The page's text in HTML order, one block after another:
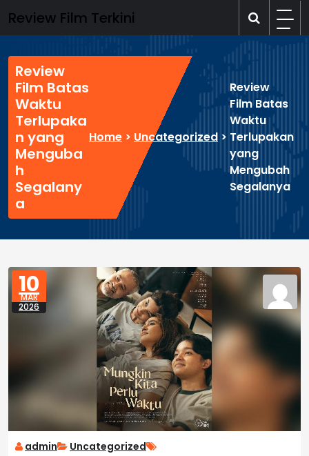
to
content
Review Film Terkini
Review
Film Batas
Waktu
Terlupaka
n yang
Menguba
h
Segalany
a
Home > Uncategorized >
Review
Film Batas
Waktu
Terlupakan
yang
Mengubah
Segalanya
10
MAR
2026
admin Uncategorized